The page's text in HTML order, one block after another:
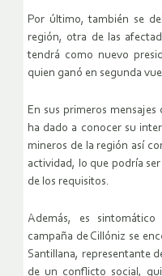
Por último, también se
región, otra de las
tendrá como nuevo
quien ganó en segunda
En sus primeros
ha dado a conocer su
mineros de la región así
actividad, lo que podría
de los requisitos.
Además, es
campaña de Cillóniz se
Santillana, representante
de un conflicto social,